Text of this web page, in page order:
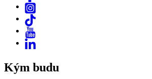
Kým budu